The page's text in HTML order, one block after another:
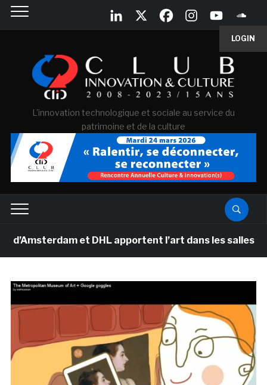
LOGIN
L'innovation technologique et sociale au service du
patrimoine et de la culture
et DHL apportent l’art dans les salles de